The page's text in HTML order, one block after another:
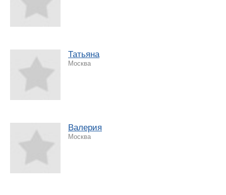
Татьяна
Москва
Валерия
Москва